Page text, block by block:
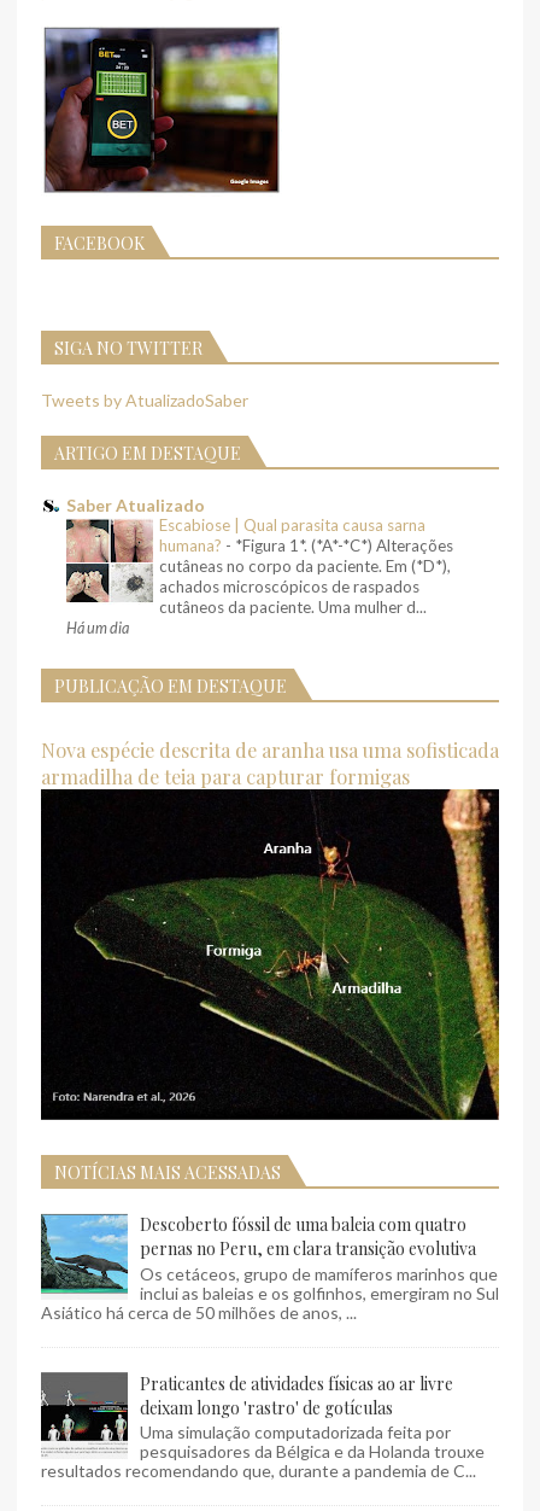
FACEBOOK
SIGA NO TWITTER
Tweets by AtualizadoSaber
ARTIGO EM DESTAQUE
Saber Atualizado
Escabiose | Qual parasita causa sarna
humana? - *Figura 1*. (*A*-*C*) Alterações
cutâneas no corpo da paciente. Em (*D*),
achados microscópicos de raspados
cutâneos da paciente. Uma mulher d...
Há um dia
PUBLICAÇÃO EM DESTAQUE
Nova espécie descrita de aranha usa uma sofisticada
armadilha de teia para capturar formigas
NOTÍCIAS MAIS ACESSADAS
Descoberto fóssil de uma baleia com quatro
pernas no Peru, em clara transição evolutiva
Os cetáceos, grupo de mamíferos marinhos que
inclui as baleias e os golfinhos, emergiram no Sul
Asiático há cerca de 50 milhões de anos, ...
Praticantes de atividades físicas ao ar livre
deixam longo 'rastro' de gotículas
Uma simulação computadorizada feita por
pesquisadores da Bélgica e da Holanda trouxe
resultados recomendando que, durante a pandemia de C...